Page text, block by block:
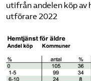
utifrån andelen köp
utförare 2022